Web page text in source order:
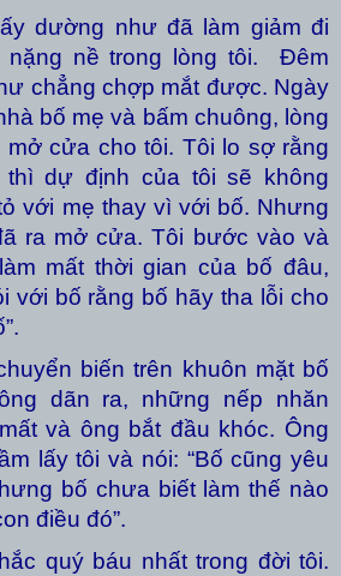
dường như đã làm giảm đi
nặng nề trong lòng tôi. Đêm
chẳng chợp mắt được. Ngày
bố mẹ và bấm chuông, lòng
mở cửa cho tôi. Tôi lo sợ rằng
dự định của tôi sẽ không
với mẹ thay vì với bố. Nhưng
ra mở cửa. Tôi bước vào và
mất thời gian của bố đâu,
với bố rằng bố hãy tha lỗi cho
biến trên khuôn mặt bố
dãn ra, những nếp nhăn
và ông bắt đầu khóc. Ông
lấy tôi và nói: “Bố cũng yêu
bố chưa biết làm thế nào
điều đó”.
quý báu nhất trong đời tôi.